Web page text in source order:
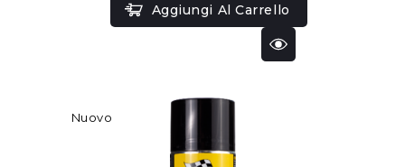
Aggiungi Al Carrello
Nuovo